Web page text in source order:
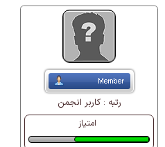
رتبه :کاربر انجمن
امتیاز